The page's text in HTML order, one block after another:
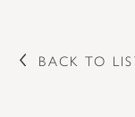
BACK TO